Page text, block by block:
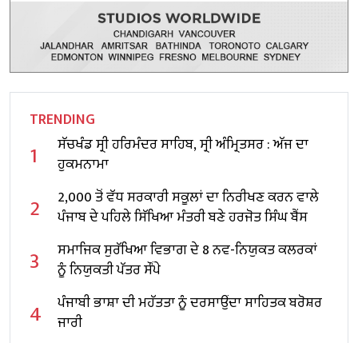
TRENDING
1
ਸੱਚਖੰਡ ਸ੍ਰੀ ਹਰਿਮੰਦਰ ਸਾਹਿਬ, ਸ੍ਰੀ ਅੰਮ੍ਰਿਤਸਰ : ਅੱਜ ਦਾ
ਹੁਕਮਨਾਮਾ
2
2,000 ਤੋਂ ਵੱਧ ਸਰਕਾਰੀ ਸਕੂਲਾਂ ਦਾ ਨਿਰੀਖਣ ਕਰਨ ਵਾਲੇ
ਪੰਜਾਬ ਦੇ ਪਹਿਲੇ ਸਿੱਖਿਆ ਮੰਤਰੀ ਬਣੇ ਹਰਜੋਤ ਸਿੰਘ ਬੈਂਸ
3
ਸਮਾਜਿਕ ਸੁਰੱਖਿਆ ਵਿਭਾਗ ਦੇ 8 ਨਵ-ਨਿਯੁਕਤ ਕਲਰਕਾਂ
ਨੂੰ ਨਿਯੁਕਤੀ ਪੱਤਰ ਸੌਂਪੇ
4
ਪੰਜਾਬੀ ਭਾਸ਼ਾ ਦੀ ਮਹੱਤਤਾ ਨੂੰ ਦਰਸਾਉਂਦਾ ਸਾਹਿਤਕ ਬਰੋਸ਼ਰ
ਜਾਰੀ